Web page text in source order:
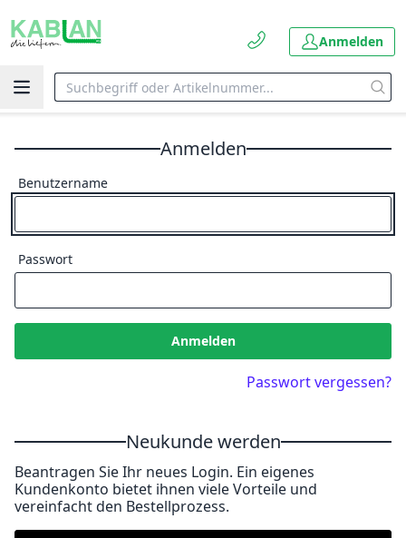
Anmelden
Anmelden
Benutzername
Passwort
Anmelden
Passwort vergessen?
Neukunde werden
Beantragen Sie Ihr neues Login. Ein eigenes
Kundenkonto bietet ihnen viele Vorteile und
vereinfacht den Bestellprozess.